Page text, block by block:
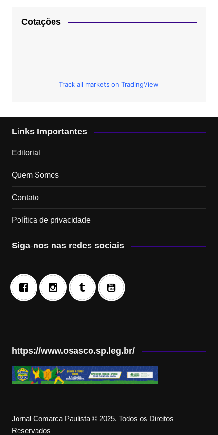
Cotações
Track all markets on TradingView
Links Importantes
Editorial
Quem Somos
Contato
Política de privacidade
Siga-nos nas redes sociais
https://www.osasco.sp.leg.br/
Jornal Comarca Paulista © 2025. Todos os Direitos
Reservados